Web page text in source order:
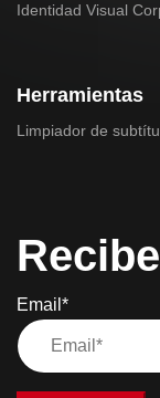
Identidad Visual
Herramientas
Limpiador de
Email*